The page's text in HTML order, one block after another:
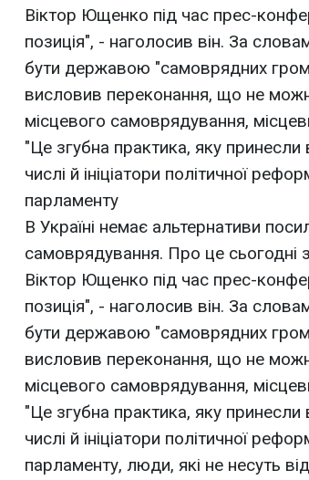
Віктор Ющенко під час прес-
позиція", - наголосив він. За
бути державою "самоврядних
висловив переконання, що не
місцевого самоврядування,
"Це згубна практика, яку
числі й ініціатори політичної
парламенту
В Україні немає альтернативи
самоврядування. Про це сьогодні
Віктор Ющенко під час прес-
позиція", - наголосив він. За
бути державою "самоврядних
висловив переконання, що не
місцевого самоврядування,
"Це згубна практика, яку
числі й ініціатори політичної
парламенту, люди, які не несуть